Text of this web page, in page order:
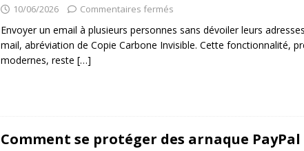
10/06/2026 Commentaires fermés
Envoyer un email à plusieurs personnes sans dévoiler leurs
mail, abréviation de Copie Carbone Invisible. Cette fonctionnalité,
modernes, reste […]
Comment se protéger des arnaque PayPal